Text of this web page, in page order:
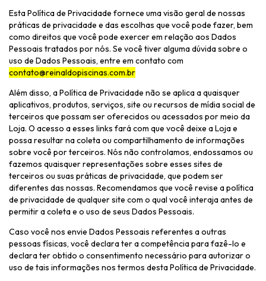
Esta Política de Privacidade fornece uma visão geral de nossas
práticas de privacidade e das escolhas que você pode fazer, bem
como direitos que você pode exercer em relação aos Dados
Pessoais tratados por nós. Se você tiver alguma dúvida sobre o
uso de Dados Pessoais, entre em contato com
contato@reinaldopiscinas.com.br
Além disso, a Política de Privacidade não se aplica a quaisquer
aplicativos, produtos, serviços, site ou recursos de mídia social de
terceiros que possam ser oferecidos ou acessados por meio da
Loja. O acesso a esses links fará com que você deixe a Loja e
possa resultar na coleta ou compartilhamento de informações
sobre você por terceiros. Nós não controlamos, endossamos ou
fazemos quaisquer representações sobre esses sites de
terceiros ou suas práticas de privacidade, que podem ser
diferentes das nossas. Recomendamos que você revise a política
de privacidade de qualquer site com o qual você interaja antes de
permitir a coleta e o uso de seus Dados Pessoais.
Caso você nos envie Dados Pessoais referentes a outras
pessoas físicas, você declara ter a competência para fazê-lo e
declara ter obtido o consentimento necessário para autorizar o
uso de tais informações nos termos desta Política de Privacidade.